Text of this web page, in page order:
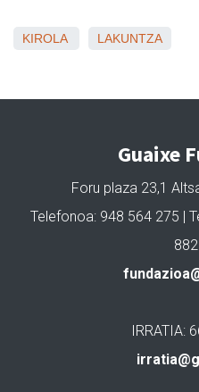
KIROLA LAKUNTZA
Guaixe
Foru plaza 23,1
Telefonoa: 948 564 275 |
IRRATIA: